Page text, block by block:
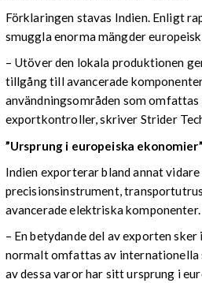
Förklaringen stavas Indien. Enligt
smuggla enorma mängder
– Utöver den lokala produktionen
tillgång till avancerade
användningsområden som omfattas
exportkontroller, skriver Strider
”Ursprung i europeiska ekonomier”
Indien exporterar bland annat
precisionsinstrument,
avancerade elektriska komponenter.
– En betydande del av exporten
normalt omfattas av internationella
av dessa varor har sitt ursprung i